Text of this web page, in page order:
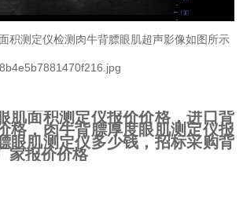
积测定仪检测肉牛背膘眼肌超声影像如图所示
肌面积测定仪报价价格，进口背
格，肉牛背膘厚度眼肌测定仪报
眼肌测定仪多少钱，招标采购背
家报价价格